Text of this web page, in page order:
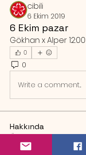
cibili
6 Ekim 2019
6 Ekim pazar
Gökhan x Alper
0
0
Write a comment...
Hakkında
Örnek rezervasyon
Devamını oku